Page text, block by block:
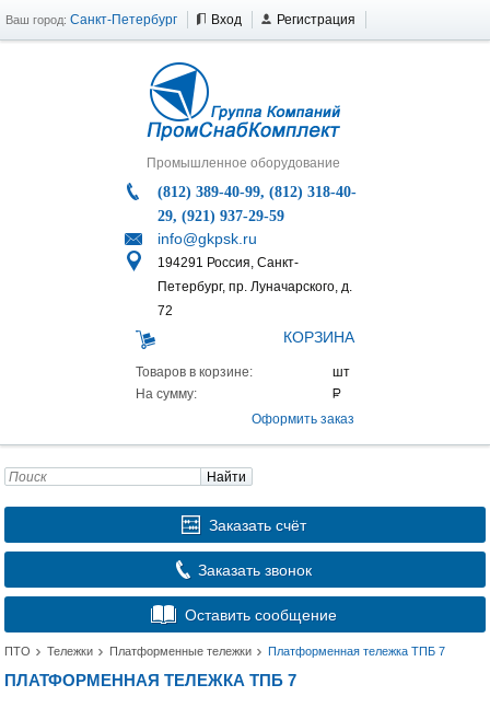
Ваш город: Санкт-Петербург Вход Регистрация
Промышленное оборудование
(812) 389-40-99, (812) 318-40-
29, (921) 937-29-59
info@gkpsk.ru
194291 Россия, Санкт-
Петербург, пр. Луначарского, д.
72
КОРЗИНА
Товаров в корзине:
На сумму:
Оформить заказ
Найти
Заказать счёт
Заказать звонок
Оставить сообщение
ПТО Тележки Платформенные тележки Платформенная тележка ТПБ 7
ПЛАТФОРМЕННАЯ ТЕЛЕЖКА ТПБ 7